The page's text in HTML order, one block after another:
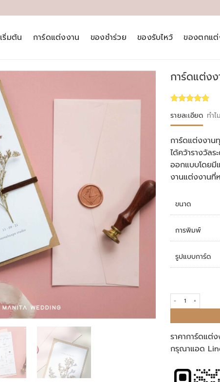
เริ่มต้น การ์ดแต่งงาน ของชำร่วย ของรับไหว้ ของตกแ
การ์ดแต่ง
out of 5
based on
rating
รายละเอียด ทำ
การ์ดแต่งงาน
ได้คว้ารางวัล
ออกแบบโดยมี
งานแต่งงานที่
ขนาด
การพิมพ์
รูปแบบการ์ด
การ์ดแต่งงาน Set M
ราคาการ์ดแต่
กรุณาแอด